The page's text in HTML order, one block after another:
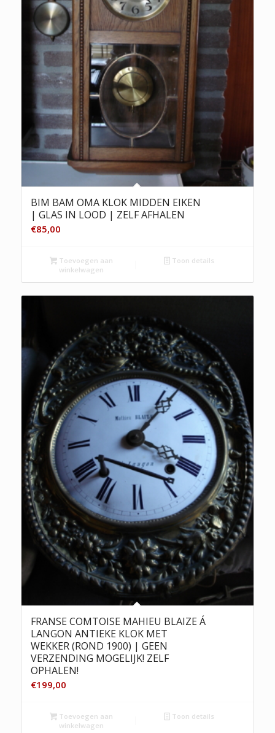
BIM BAM OMA KLOK MIDDEN EIKEN
| GLAS IN LOOD | ZELF AFHALEN
€85,00
Toevoegen aan
winkelwagen
Toon details
FRANSE COMTOISE MAHIEU BLAIZE Á
LANGON ANTIEKE KLOK MET
WEKKER (ROND 1900) | GEEN
VERZENDING MOGELIJK! ZELF
OPHALEN!
€199,00
Toevoegen aan
winkelwagen
Toon details